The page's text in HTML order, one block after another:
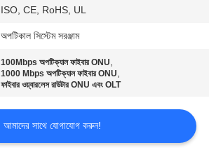
ISO, CE, RoHS, UL
অপটিকাল সিস্টেম সরঞ্জাম
100Mbps অপটিক্যাল ফাইবার ONU,
1000 Mbps অপটিক্যাল ফাইবার ONU,
ফাইবার ওয়্যারলেস রাউটার ONU এবং OLT
আমাদের সাথে যোগাযোগ করুন!